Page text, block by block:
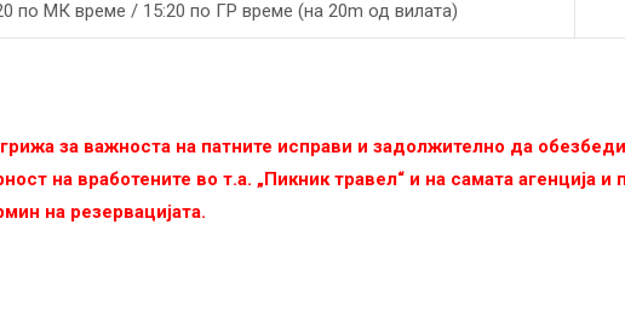
по МК време / 15:20 по ГР време (на 20m од вилата)
за важноста на патните исправи и задолжително да
на вработените во т.а. „Пикник травел“ и на самата агенција
на резервацијата.